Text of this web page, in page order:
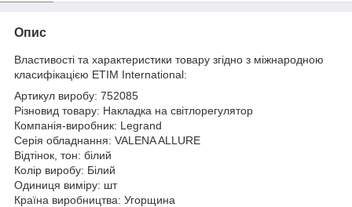
Опис
Властивості та характеристики товару згідно з міжнародною
класифікацією ETIM International:
Артикул виробу: 752085
Різновид товару: Накладка на світлорегулятор
Компанія-виробник: Legrand
Серія обладнання: VALENA ALLURE
Відтінок, тон: білий
Колір виробу: Білий
Одиниця виміру: шт
Країна виробництва: Угорщина